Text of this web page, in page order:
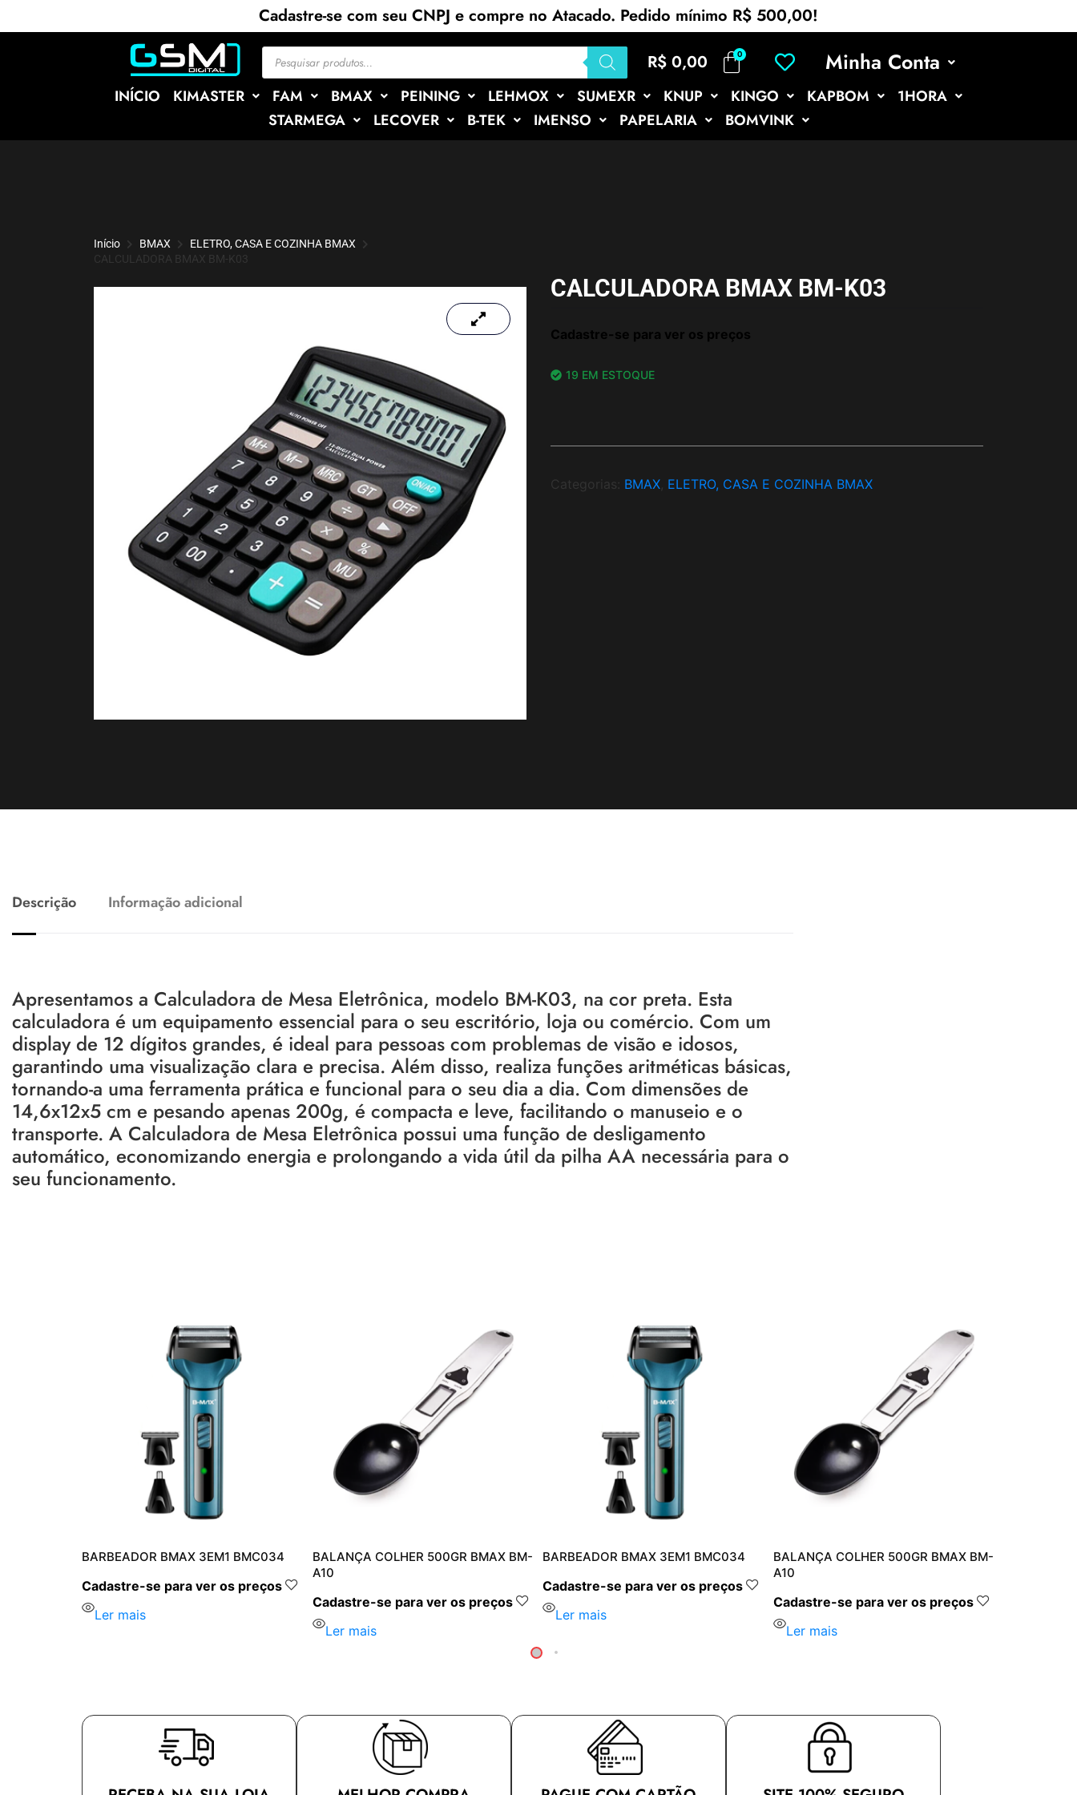
Cadastre-se com seu CNPJ e compre no Atacado. Pedido mínimo R$ 500,00!
R$ 0,00 Minha Conta
INÍCIO KIMASTER FAM BMAX PEINING LEHMOX SUMEXR KNUP KINGO KAPBOM
1HORA
STARMEGA
LECOVER B-TEK IMENSO PAPELARIA BOMVINK
Início BMAX
ELETRO, CASA E COZINHA BMAX
CALCULADORA BMAX BM-K03
CALCULADORA BMAX BM-K03
Cadastre-se para ver os preços
19 EM ESTOQUE
Categorias: BMAX, ELETRO, CASA E COZINHA BMAX
Descrição Informação adicional
Apresentamos a Calculadora de Mesa Eletrônica, modelo BM-K03, na cor preta. Esta
calculadora é um equipamento essencial para o seu escritório, loja ou comércio. Com um
display de 12 dígitos grandes, é ideal para pessoas com problemas de visão e idosos,
garantindo uma visualização clara e precisa. Além disso, realiza funções aritméticas básicas,
tornando-a uma ferramenta prática e funcional para o seu dia a dia. Com dimensões de
14,6x12x5 cm e pesando apenas 200g, é compacta e leve, facilitando o manuseio e o
transporte. A Calculadora de Mesa Eletrônica possui uma função de desligamento
automático, economizando energia e prolongando a vida útil da pilha AA necessária para o
seu funcionamento.
BARBEADOR BMAX 3EM1 BMC034
Cadastre-se para ver os preços
Ler mais
BALANÇA COLHER 500GR BMAX BM-
A10
Cadastre-se para ver os preços
Ler mais
BARBEADOR BMAX 3EM1 BMC034
Cadastre-se para ver os preços
Ler mais
BALANÇA COLHER 500GR BMAX BM-
A10
Cadastre-se para ver os preços
Ler mais